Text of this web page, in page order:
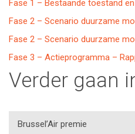
Fase 1 – Bestaande toestand
Fase 2 – Scenario duurzame
Fase 2 – Scenario duurzame
Fase 3 – Actieprogramma –
Verder gaan
Brussel’Air premie